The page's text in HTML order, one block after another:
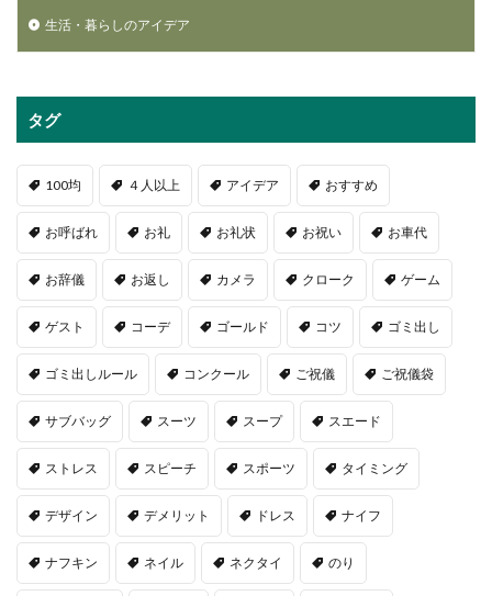
生活・暮らしのアイデア
タグ
100均 ４人以上 アイデア おすすめ
お呼ばれ お礼 お礼状 お祝い お車代
お辞儀 お返し カメラ クローク ゲーム
ゲスト コーデ ゴールド コツ ゴミ出し
ゴミ出しルール コンクール ご祝儀 ご祝儀袋
サブバッグ スーツ スープ スエード
ストレス スピーチ スポーツ タイミング
デザイン デメリット ドレス ナイフ
ナフキン ネイル ネクタイ のり